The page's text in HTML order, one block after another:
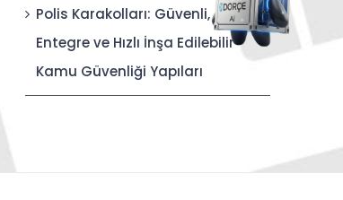
Polis Karakolları: Güvenli,
Entegre ve Hızlı İnşa Edilebilir
Kamu Güvenliği Yapıları